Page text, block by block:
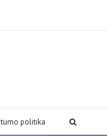
politika